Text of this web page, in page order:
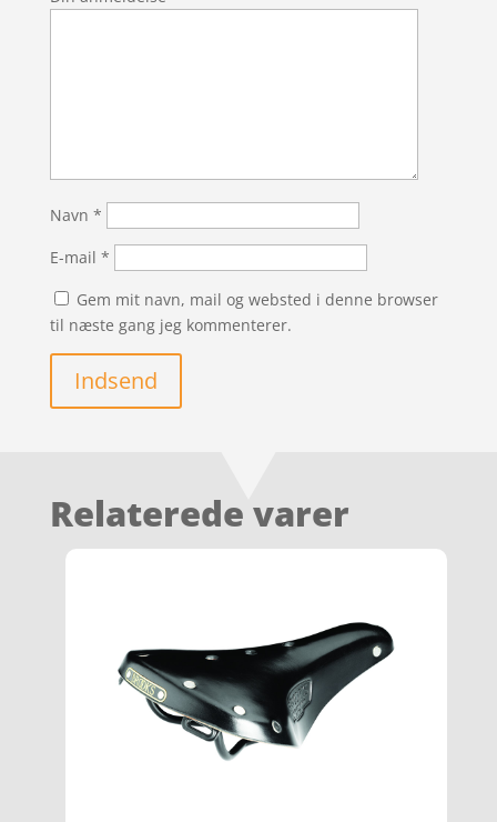
Navn *
E-mail *
Gem mit navn, mail og websted i denne browser
til næste gang jeg kommenterer.
Indsend
Relaterede varer